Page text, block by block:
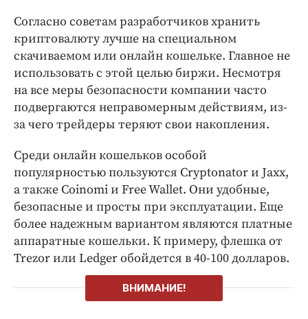
Согласно советам разработчиков хранить
криптовалюту лучше на специальном
скачиваемом или онлайн кошельке. Главное не
использовать с этой целью биржи. Несмотря
на все меры безопасности компании часто
подвергаются неправомерным действиям, из-
за чего трейдеры теряют свои накопления.
Среди онлайн кошельков особой
популярностью пользуются Cryptonator и Jaxx,
а также Coinomi и Free Wallet. Они удобные,
безопасные и просты при эксплуатации. Еще
более надежным вариантом являются платные
аппаратные кошельки. К примеру, флешка от
Trezor или Ledger обойдется в 40-100 долларов.
ВНИМАНИЕ!